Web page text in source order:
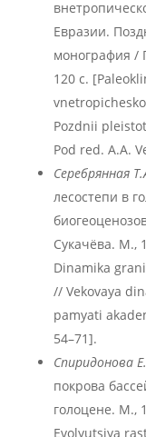
Евразии.
монография /
120 с.
Pozdnii
Pod red. A.A.
Серебрянная
лесостепи в
Сукачёва. М.,
Dinamika
// Vekovaya
pamyati
54–71].
Спиридонова
покрова
голоцене. М.,
Evolyutsiya